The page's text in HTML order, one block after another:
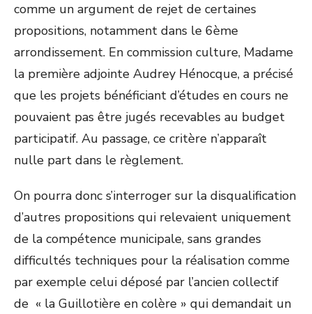
comme un argument de rejet de certaines
propositions, notamment dans le 6ème
arrondissement. En commission culture, Madame
la première adjointe Audrey Hénocque, a précisé
que les projets bénéficiant d’études en cours ne
pouvaient pas être jugés recevables au budget
participatif. Au passage, ce critère n’apparaît
nulle part dans le règlement.
On pourra donc s’interroger sur la disqualification
d’autres propositions qui relevaient uniquement
de la compétence municipale, sans grandes
difficultés techniques pour la réalisation comme
par exemple celui déposé par l’ancien collectif
de « la Guillotière en colère » qui demandait un